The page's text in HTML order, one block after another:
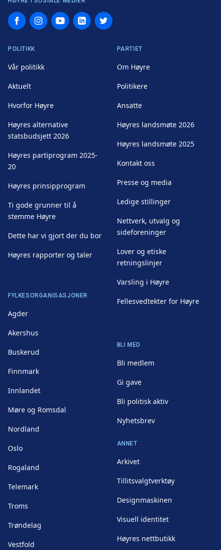
FacebookInstagramYouTubeLinkedInTwitter
POLITIKK
Vår politikk
Aktuelt
Hvorfor Høyre
Høyres alternative
statsbudsjett 2026
Høyres partiprogram 2025-
20
Høyres prinsipprogram
Ti gode grunner til å
stemme Høyre
Dette har vi gjort der du bor
Høyres rapporter og taler
PARTIET
Om Høyre
Politikere
Ansatte
Høyres landsmøte 2026
Høyres landsmøte 2025
Kontakt oss
Presse og media
Ledige stillinger
Nettverk, utvalg og
sideforeninger
Lover og etiske
retningslinjer
Varsling i Høyre
Fellesvedtekter for Høyre
FYLKESORGANISASJONER
Agder
Akershus
Buskerud
Finnmark
Innlandet
Møre og Romsdal
Nordland
Oslo
Rogaland
Telemark
Troms
Trøndelag
Vestfold
BLI MED
Bli medlem
Gi gave
Bli politisk aktiv
Nyhetsbrev
ANNET
Arkivet
Tillitsvalgtverktøy
Designmaskinen
Visuell identitet
Høyres nettbutikk